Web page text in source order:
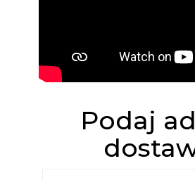
Podaj